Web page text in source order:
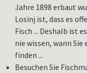
Jahre 1898 erbaut
Losinj ist, dass es
Fisch ... Deshalb ist
nie wissen, wann Sie
finden ...
Besuchen Sie